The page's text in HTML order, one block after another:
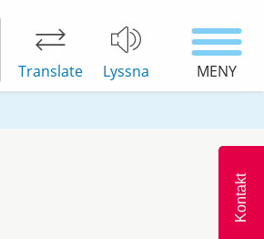
Translate Lyssna MENY
Kontakt